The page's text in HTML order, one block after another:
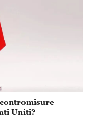
Uniti?